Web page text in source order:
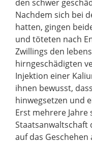
den schwer
Nachdem sich bei
hatten, gingen
und töteten nach
Zwillings den
hirngeschädigten
Injektion einer
ihnen bewusst,
hinwegsetzen und
Erst mehrere
Staatsanwaltschaft
auf das Geschehen